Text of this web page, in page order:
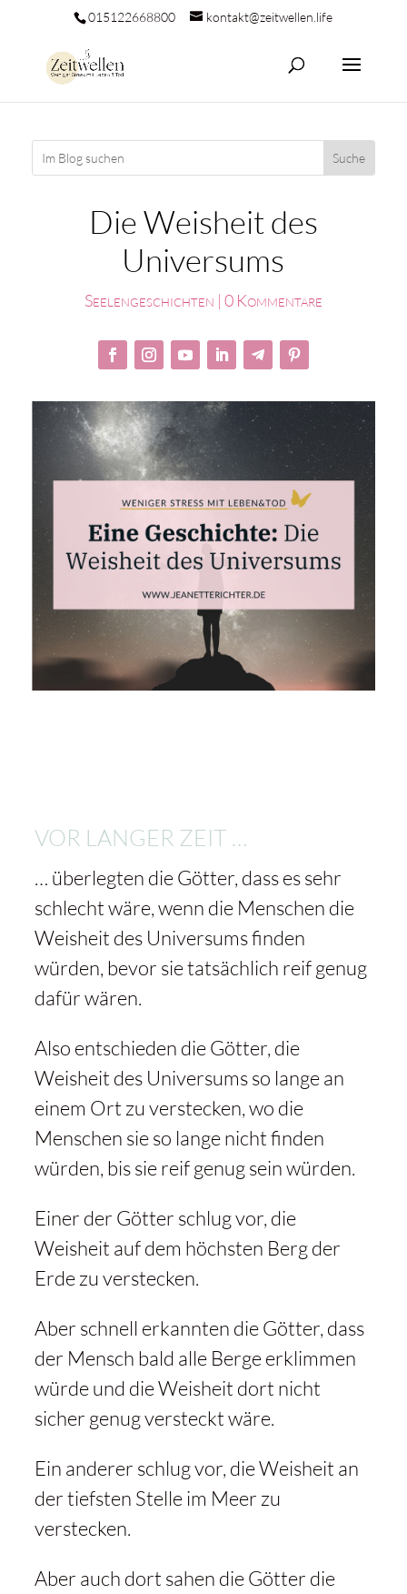
015122668800 kontakt@zeitwellen.life
Die Weisheit des
Universums
Seelengeschichten | 0 Kommentare
VOR LANGER ZEIT …
… überlegten die Götter, dass es sehr
schlecht wäre, wenn die Menschen die
Weisheit des Universums finden
würden, bevor sie tatsächlich reif genug
dafür wären.
Also entschieden die Götter, die
Weisheit des Universums so lange an
einem Ort zu verstecken, wo die
Menschen sie so lange nicht finden
würden, bis sie reif genug sein würden.
Einer der Götter schlug vor, die
Weisheit auf dem höchsten Berg der
Erde zu verstecken.
Aber schnell erkannten die Götter, dass
der Mensch bald alle Berge erklimmen
würde und die Weisheit dort nicht
sicher genug versteckt wäre.
Ein anderer schlug vor, die Weisheit an
der tiefsten Stelle im Meer zu
verstecken.
Aber auch dort sahen die Götter die